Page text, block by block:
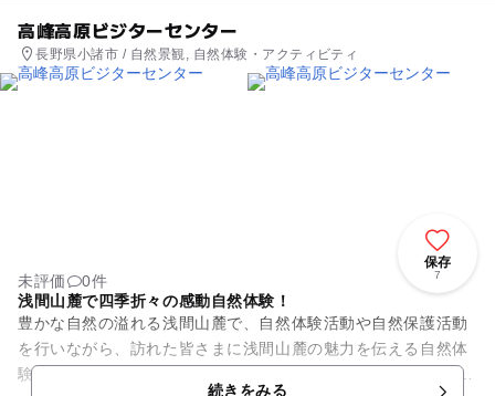
高峰高原ビジターセンター
長野県小諸市 / 自然景観, 自然体験・アクティビティ
保存
7
未評価
0件
浅間山麓で四季折々の感動自然体験！
豊かな自然の溢れる浅間山麓で、自然体験活動や自然保護活動
を行いながら、訪れた皆さまに浅間山麓の魅力を伝える自然体
験プログラムを提供しています。 また、施設内にある売店でお
続きをみる